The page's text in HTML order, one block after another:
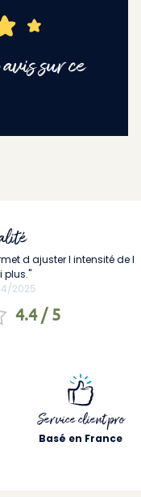
sur ce
Service client pro
Basé en France
d ajuster l intensité de l
plus."
2025
4.4 / 5